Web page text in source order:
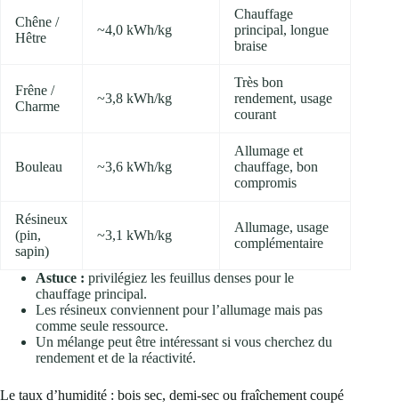
Chêne /
Hêtre
~4,0 kWh/kg
Chauffage
principal, longue
braise
Frêne /
Charme
~3,8 kWh/kg
Très bon
rendement, usage
courant
Bouleau ~3,6 kWh/kg
Allumage et
chauffage, bon
compromis
Résineux
(pin,
sapin)
~3,1 kWh/kg
Allumage, usage
complémentaire
Astuce : privilégiez les feuillus denses pour le
chauffage principal.
Les résineux conviennent pour l’allumage mais pas
comme seule ressource.
Un mélange peut être intéressant si vous cherchez du
rendement et de la réactivité.
Le taux d’humidité : bois sec, demi-sec ou fraîchement coupé